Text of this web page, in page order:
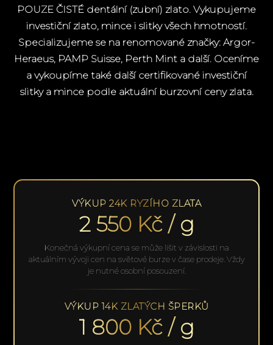
POUZE ČISTÉ dentální (zubní) zlato. Vykupujeme
investiční zlato, mince i slitky všech hmotností.
Specializujeme se na renomované značky: Argor-
Heraeus, PAMP Suisse, Perth Mint a další. Oceníme
a vykoupíme také další certifikované investiční
slitky a mince podle aktuální burzovní ceny zlata.
VÝKUP 24K RYZÍHO ZLATA
2 550Kč / g
Konečná výkupní cena se může lišit v závislosti na
aktuálním vývoji cen na světové burze v čase prodeje. Vždy
je nutné osobní posouzení.
VÝKUP 14K ZLATÝCH ŠPERKŮ
1 800Kč / g